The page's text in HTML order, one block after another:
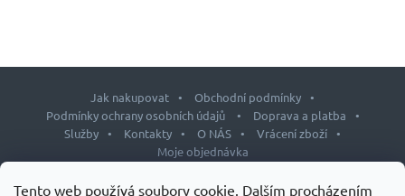
Tento web používá soubory cookie. Dalším procházením
Jak nakupovat
Obchodní podmínky
Podmínky ochrany osobních údajů
Doprava a platba
Služby
Kontakty O NÁS
Vrácení zboží
Moje objednávka